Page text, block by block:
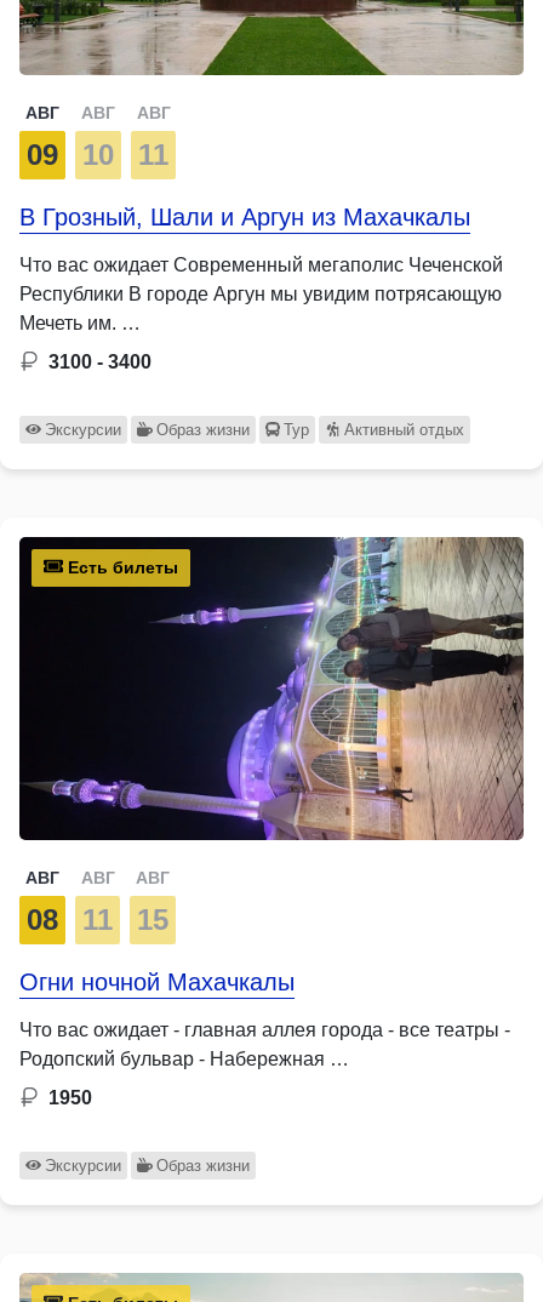
АВГ
09
АВГ
10
АВГ
11
В Грозный, Шали и Аргун из Махачкалы
Что вас ожидает Современный мегаполис Чеченской
Республики В городе Аргун мы увидим потрясающую
Мечеть им. …
3100 - 3400
Экскурсии Образ жизни Тур Активный отдых
Есть билеты
АВГ
08
АВГ
11
АВГ
15
Огни ночной Махачкалы
Что вас ожидает - главная аллея города - все театры -
Родопский бульвар - Набережная …
1950
Экскурсии Образ жизни